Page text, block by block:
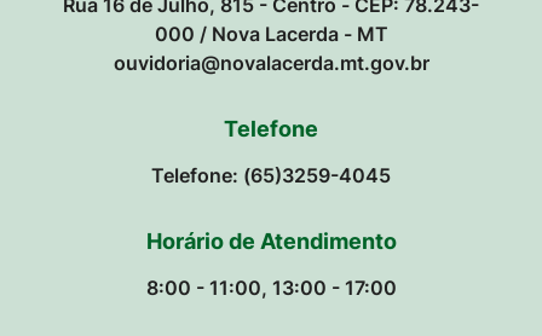
Rua 16 de Julho, 815 - Centro - CEP: 78.243-
000 / Nova Lacerda - MT
ouvidoria@novalacerda.mt.gov.br
Telefone
Telefone: (65)3259-4045
Horário de Atendimento
8:00 - 11:00, 13:00 - 17:00